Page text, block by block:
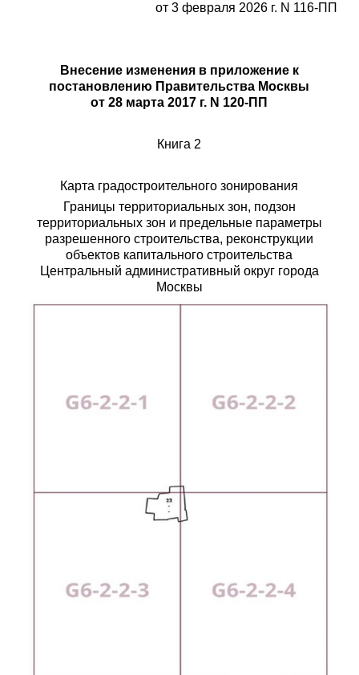
от 3 февраля 2026 г. N 116-ПП
Внесение изменения в приложение к
постановлению Правительства Москвы
от 28 марта 2017 г. N 120-ПП
Книга 2
Карта градостроительного зонирования
Границы территориальных зон, подзон
территориальных зон и предельные параметры
разрешенного строительства, реконструкции
объектов капитального строительства
Центральный административный округ города
Москвы